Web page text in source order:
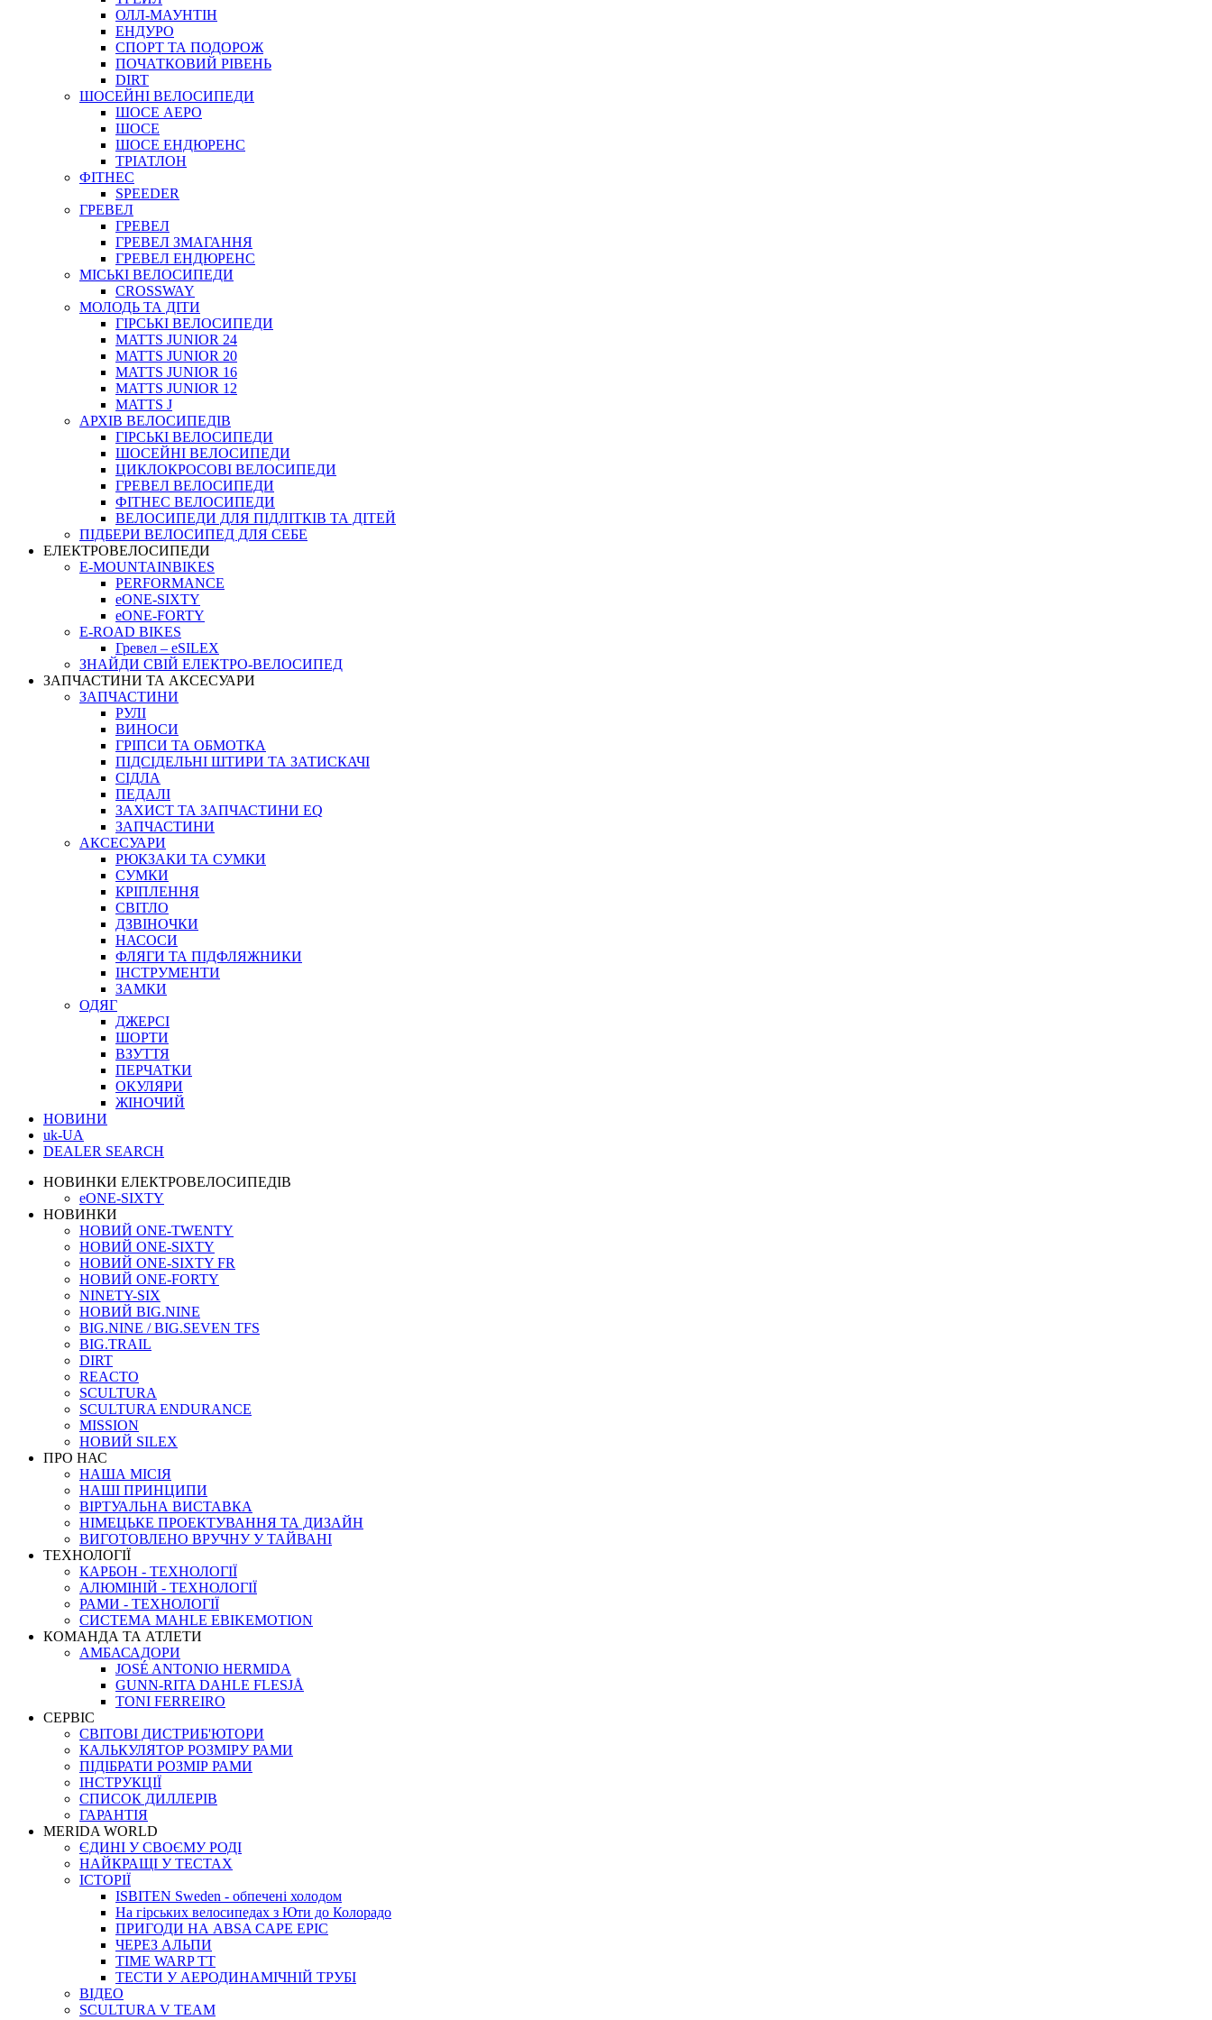
ОЛЛ-МАУНТIН
ЕНДУРО
СПОРТ ТА ПОДОРОЖ
ПОЧАТКОВИЙ РIВЕНЬ
DIRT
ШОСЕЙНІ ВЕЛОСИПЕДИ
ШОСЕ АЕРО
ШОСЕ
ШОСЕ ЕНДЮРЕНС
ТРІАТЛОН
ФІТНЕС
SPEEDER
ГРЕВЕЛ
ГРЕВЕЛ
ГРЕВЕЛ ЗМАГАННЯ
ГРЕВЕЛ ЕНДЮРЕНС
МІСЬКІ ВЕЛОСИПЕДИ
CROSSWAY
МОЛОДЬ ТА ДІТИ
ГIРСЬКI ВЕЛОСИПЕДИ
MATTS JUNIOR 24
MATTS JUNIOR 20
MATTS JUNIOR 16
MATTS JUNIOR 12
MATTS J
АРХIВ ВЕЛОСИПЕДIВ
ГІРСЬКІ ВЕЛОСИПЕДИ
ШОСЕЙНІ ВЕЛОСИПЕДИ
ЦИКЛОКРОСОВІ ВЕЛОСИПЕДИ
ГРЕВЕЛ ВЕЛОСИПЕДИ
ФІТНЕС ВЕЛОСИПЕДИ
ВЕЛОСИПЕДИ ДЛЯ ПІДЛІТКІВ ТА ДІТЕЙ
ПIДБЕРИ ВЕЛОСИПЕД ДЛЯ СЕБЕ
ЕЛЕКТРОВЕЛОСИПЕДИ
E-MOUNTAINBIKES
PERFORMANCE
eONE-SIXTY
eONE-FORTY
E-ROAD BIKES
Гревел – eSILEX
ЗНАЙДИ СВІЙ ЕЛЕКТРО-ВЕЛОСИПЕД
ЗАПЧАСТИНИ ТА АКСЕСУАРИ
ЗАПЧАСТИНИ
РУЛІ
ВИНОСИ
ГРІПСИ ТА ОБМОТКА
ПІДСІДЕЛЬНІ ШТИРИ ТА ЗАТИСКАЧІ
СІДЛА
ПЕДАЛІ
ЗАХИСТ ТА ЗАПЧАСТИНИ EQ
ЗАПЧАСТИНИ
АКСЕСУАРИ
РЮКЗАКИ ТА СУМКИ
СУМКИ
КРІПЛЕННЯ
СВІТЛО
ДЗВІНОЧКИ
НАСОСИ
ФЛЯГИ ТА ПІДФЛЯЖНИКИ
ІНСТРУМЕНТИ
ЗАМКИ
ОДЯГ
ДЖЕРСІ
ШОРТИ
ВЗУТТЯ
ПЕРЧАТКИ
ОКУЛЯРИ
ЖІНОЧИЙ
НОВИНИ
uk-UA
DEALER SEARCH
НОВИНКИ ЕЛЕКТРОВЕЛОСИПЕДІВ
eONE-SIXTY
НОВИНКИ
НОВИЙ ONE-TWENTY
НОВИЙ ONE-SIXTY
НОВИЙ ONE-SIXTY FR
НОВИЙ ONE-FORTY
NINETY-SIX
НОВИЙ BIG.NINE
BIG.NINE / BIG.SEVEN TFS
BIG.TRAIL
DIRT
REACTO
SCULTURA
SCULTURA ENDURANCE
MISSION
НОВИЙ SILEX
ПРО НАС
НАША МICIЯ
НАШI ПРИНЦИПИ
ВIРТУАЛЬНА ВИСТАВКА
НІМЕЦЬКЕ ПРОЕКТУВАННЯ ТА ДИЗАЙН
ВИГОТОВЛЕНО ВРУЧНУ У ТАЙВАНІ
ТЕХНОЛОГІЇ
КАРБОН - ТЕХНОЛОГІЇ
АЛЮМІНІЙ - ТЕХНОЛОГІЇ
РАМИ - ТЕХНОЛОГІЇ
СИСТЕМА MAHLE EBIKEMOTION
КОМАНДА ТА АТЛЕТИ
АМБАСАДОРИ
JOSÉ ANTONIO HERMIDA
GUNN-RITA DAHLE FLESJÅ
TONI FERREIRO
СЕРВІС
СВІТОВІ ДИСТРИБ'ЮТОРИ
КАЛЬКУЛЯТОР РОЗМIРУ РАМИ
ПІДІБРАТИ РОЗМІР РАМИ
IНСТРУКЦIЇ
СПИСОК ДИЛЛЕРІВ
ГАРАНТIЯ
MERIDA WORLD
ЄДИНI У СВОЄМУ РОДI
НАЙКРАЩІ У ТЕСТАХ
ІСТОРІЇ
ISBITEN Sweden - обпечені холодом
На гірських велосипедах з Юти до Колорадо
ПРИГОДИ НА ABSA CAPE EPIC
ЧЕРЕЗ АЛЬПИ
TIME WARP TT
ТЕСТИ У АЕРОДИНАМІЧНІЙ ТРУБІ
ВІДЕО
SCULTURA V TEAM